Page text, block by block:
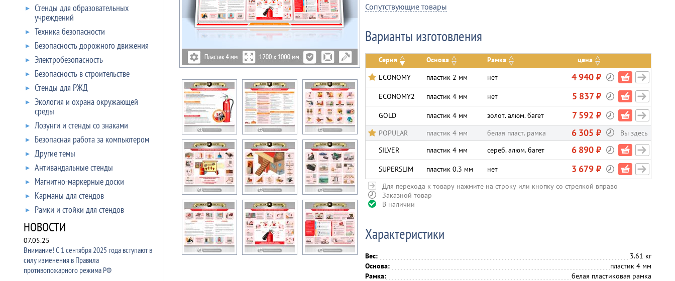
Стенды для образовательных
учреждений
Техника безопасности
Безопасность дорожного движения
Электробезопасность
Безопасность в строительстве
Стенды для РЖД
Экология и охрана окружающей
среды
Лозунги и стенды со знаками
Безопасная работа за компьютером
Другие темы
Антивандальные стенды
Магнитно-маркерные доски
Карманы для стендов
Рамки и стойки для стендов
НОВОСТИ
07.05.25
Внимание! С 1 сентября 2025 года вступают в
силу изменения в Правила
противопожарного режима РФ
Сопутствующие товары
Варианты изготовления
Серия Основа Рамка
цена
ECONOMY
пластик 2 мм нет 4 940 ₽
ECONOMY2 пластик 4 мм нет 5 837 ₽
GOLD пластик 4 мм золот. алюм. багет 7 592 ₽
POPULAR пластик 4 мм белая пласт. рамка 6 305 ₽
Вы здесь
SILVER
пластик 4 мм сереб. алюм. багет 6 890 ₽
SUPERSLIM пластик 0.3 мм нет 3 679 ₽
Для перехода к товару нажмите на строку или кнопку со стрелкой вправо
Заказной товар
В наличии
Характеристики
Вес:
3.61 кг
Основа:
пластик 4 мм
Рамка:
белая пластиковая рамка